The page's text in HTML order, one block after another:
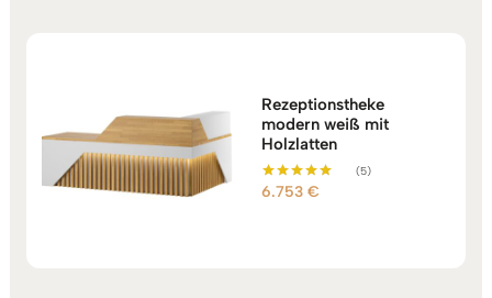
Rezeptionstheke
modern weiß mit
Holzlatten
Bewertet mit
(5)
6.753€